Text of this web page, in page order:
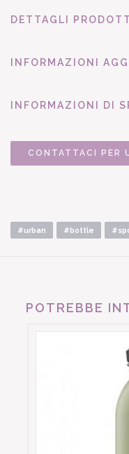
DETTAGLI
INFORMAZIONI
INFORMAZIONI DI
CONTATTACI PER
#urban #bottle
POTREBBE